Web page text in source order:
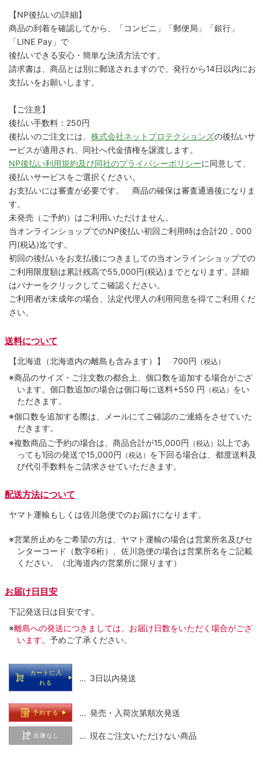
【NP後払いの詳細】
商品の到着を確認してから、「コンビニ」「郵便局」「銀行」
「LINE Pay」で
後払いできる安心・簡単な決済方法です。
請求書は、商品とは別に郵送されますので、発行から14日以内にお
支払いをお願いします。
【ご注意】
後払い手数料：250円
後払いのご注文には、 株式会社ネットプロテクションズの後払いサ
ービスが適用され、同社へ代金債権を譲渡します。
NP後払い利用規約及び同社のプライバシーポリシーに同意して、
後払いサービスをご選択ください。
お支払いには審査が必要です。 商品の確保は審査通過後になりま
す。
未発売（ご予約）はご利用いただけません。
当オンラインショップでのNP後払い初回ご利用時は合計20，000
円(税込)迄です。
初回の後払いをお支払後につきましての当オンラインショップでの
ご利用限度額は累計残高で55,000円(税込)までとなります。詳細
はバナーをクリックしてご確認ください。
ご利用者が未成年の場合、法定代理人の利用同意を得てご利用くだ
さい。
送料について
【北海道（北海道内の離島も含みます）】 700円 （税込）
※商品のサイズ・ご注文数の都合上、個口数を追加する場合がござ
います。個口数追加の場合は個口毎に送料+550 円 （税込） をい
ただきます。
※個口数を追加する際は、メールにてご確認のご連絡をさせていた
だきます。
※複数商品ご予約の場合は、商品合計が15,000円 （税込） 以上であ
っても1回の発送で15,000円 （税込） を下回る場合は、都度送料及
び代引手数料をご請求させていただきます。
配送方法について
ヤマト運輸もしくは佐川急便でのお届けになります。
※営業所止めをご希望の方は、ヤマト運輸の場合は営業所名及びセ
ンターコード（数字6桁）、佐川急便の場合は営業所名をご記載
ください。（北海道内の営業所に限ります）
お届け日目安
下記発送日は目安です。
※離島への発送につきましては、お届け日数をいただく場合がござ
います。 予めご了承ください。
カートに入
れる
… 3日以内発送
予約する … 発売・入荷次第順次発送
在庫なし … 現在ご注文いただけない商品